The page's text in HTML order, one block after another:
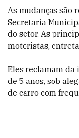
As mudanças são
Secretaria
do setor. As
motoristas,
Eles reclamam da
de 5 anos, sob
de carro com